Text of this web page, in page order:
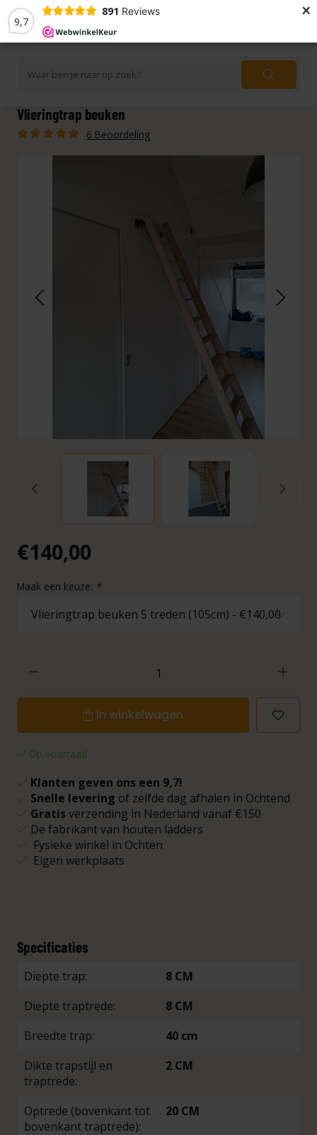
9,7
891 Reviews ×
Vlieringtrap beuken
6 Beoordeling
€140,00
Maak een keuze: *
In winkelwagen
Op voorraad
Klanten geven ons een 9,7!
Snelle levering of zelfde dag afhalen in Ochtend
Gratisverzending in Nederland vanaf €150
De fabrikant van houten ladders
Fysieke winkel in Ochten
Eigen werkplaats
Specificaties
Diepte trap:
8 CM
Diepte traptrede:
8 CM
Breedte trap:
40 cm
Dikte trapstijl en
traptrede:
2 CM
Optrede (bovenkant tot
bovenkant traptrede):
20 CM